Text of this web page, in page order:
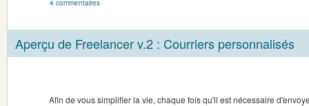
4 commentaires
Aperçu de Freelancer v.2 : Courriers personnalisés
Afin de vous simplifier la vie, chaque fois qu'il est nécessaire